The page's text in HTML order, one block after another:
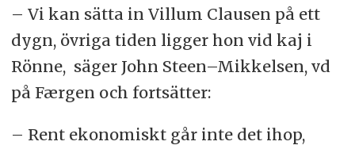
– Vi kan sätta in Villum Clausen på ett
dygn, övriga tiden ligger hon vid kaj i
Rönne, säger John Steen–Mikkelsen, vd
på Færgen och fortsätter:
– Rent ekonomiskt går inte det ihop,